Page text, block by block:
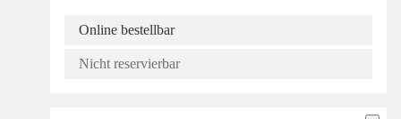
Online bestellbar
Nicht reservierbar